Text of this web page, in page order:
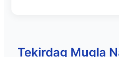
Tekirdag Mugla